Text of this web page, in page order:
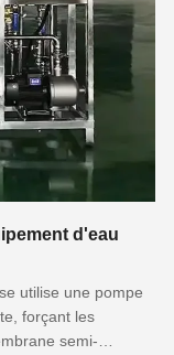
d'eau
utilise une pompe
forçant les
semi-